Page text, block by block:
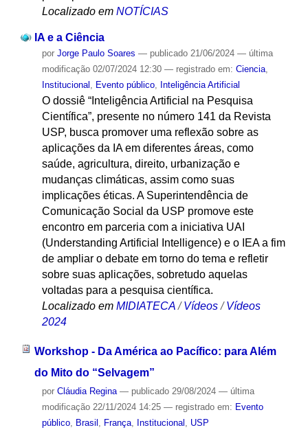
Localizado em NOTÍCIAS
IA e a Ciência
por Jorge Paulo Soares — publicado21/06/2024 — última
modificação02/07/2024 12:30 — registrado em: Ciencia,
Institucional , Evento público, Inteligência Artificial
O dossiê “Inteligência Artificial na Pesquisa
Científica”, presente no número 141 da Revista
USP, busca promover uma reflexão sobre as
aplicações da IA em diferentes áreas, como
saúde, agricultura, direito, urbanização e
mudanças climáticas, assim como suas
implicações éticas. A Superintendência de
Comunicação Social da USP promove este
encontro em parceria com a iniciativa UAI
(Understanding Artificial Intelligence) e o IEA a fim
de ampliar o debate em torno do tema e refletir
sobre suas aplicações, sobretudo aquelas
voltadas para a pesquisa científica.
Localizado em MIDIATECA / Vídeos / Vídeos
2024
Workshop - Da América ao Pacífico: para Além
do Mito do “Selvagem”
por Cláudia Regina — publicado29/08/2024 — última
modificação22/11/2024 14:25 — registrado em: Evento
público, Brasil , França, Institucional , USP